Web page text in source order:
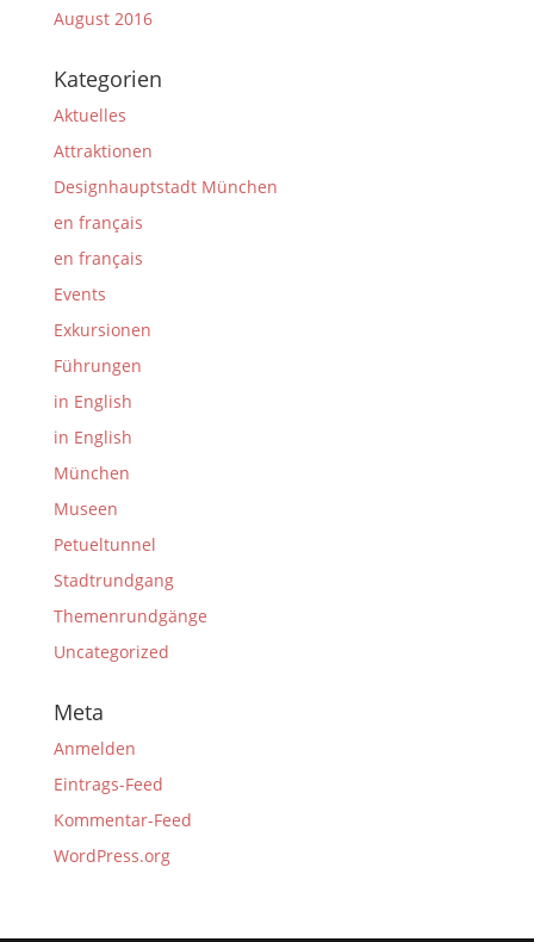
August 2016
Kategorien
Aktuelles
Attraktionen
Designhauptstadt München
en français
en français
Events
Exkursionen
Führungen
in English
in English
München
Museen
Petueltunnel
Stadtrundgang
Themenrundgänge
Uncategorized
Meta
Anmelden
Eintrags-Feed
Kommentar-Feed
WordPress.org